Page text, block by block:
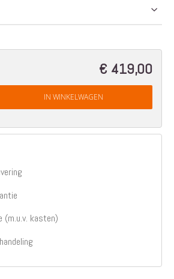
€ 419,00
IN WINKELWAGEN
(m.u.v. kasten)